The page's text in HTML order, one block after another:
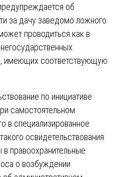
об
за дачу заведомо ложного
проводиться как в
имеющих соответствующую
по инициативе
самостоятельном
в специализированное
освидетельствования
правоохранительные
о возбуждении